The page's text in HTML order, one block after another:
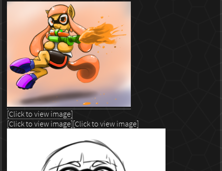
[Click to view image]
[Click to view image][Click to view image]